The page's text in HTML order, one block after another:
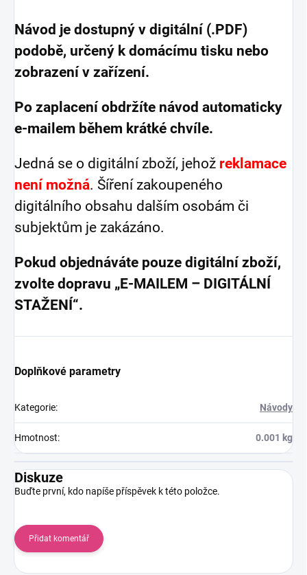
Návod je dostupný v digitální (.PDF)
podobě, určený k domácímu tisku nebo
zobrazení v zařízení.
Po zaplacení obdržíte návod automaticky
e-mailem během krátké chvíle.
Jedná se o digitální zboží, jehož reklamace
není možná. Šíření zakoupeného
digitálního obsahu dalším osobám či
subjektům je zakázáno.
Pokud objednáváte pouze digitální zboží,
zvolte dopravu „E-MAILEM – DIGITÁLNÍ
STAŽENÍ“.
Doplňkové parametry
Kategorie: Návody
Hmotnost: 0.001 kg
Diskuze
Buďte první, kdo napíše příspěvek k této položce.
Přidat komentář